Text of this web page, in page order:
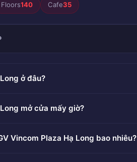
Floors140 Cafe35
ở đâu?
mở cửa mấy giờ?
Vincom Plaza Hạ Long bao nhiêu?